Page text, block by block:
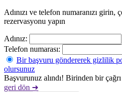
Adınızı ve telefon numaranızı
rezervasyonu yapın
Adınız:
Telefon numarası:
Bir başvuru göndererek gizlilik
olursunuz
Başvurunuz alındı! Birinden bir
geri dön ➜